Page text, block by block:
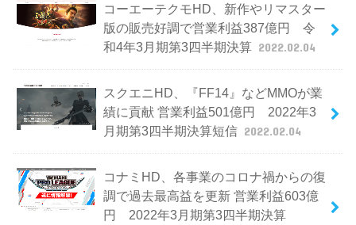
コーエーテクモHD、新作やリマスター
版の販売好調で営業利益387億円 令
和4年3月期第3四半期決算 2022.02.04
スクエニHD、『FF14』などMMOが業
績に貢献 営業利益501億円 2022年3
月期第3四半期決算短信 2022.02.04
コナミHD、各事業のコロナ禍からの復
調で過去最高益を更新 営業利益603億
円 2022年3月期第3四半期決算